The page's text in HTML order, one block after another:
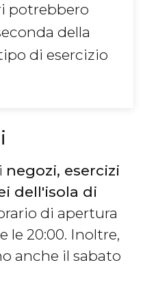
potrebbero
della
di esercizio
negozi, esercizi
dell'isola di
di apertura
le 20:00. Inoltre,
anche il sabato